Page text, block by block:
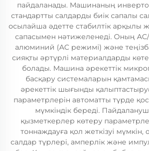
пайдаланады. Машинаның
стандартты салдарды биік сапалы
осылайша әдетте стабилтік арқылы
сапасымен нәтижеленеді. Оның
алюминий (AC режимі) және
сияқты әртүрлі материалдарды
болады. Машина әрекеттік
басқару системаларын
әрекеттік шығынды
параметрлерін автоматты түрде
мүмкіндік береді.
қызметкерлер көтеру
тоннаждауға қол жеткізуі мүмкін,
салдар түрлері, амперлік және